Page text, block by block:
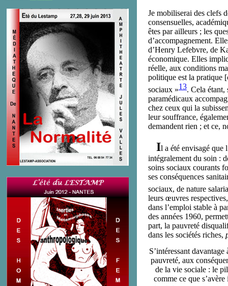
Je mobiliserai des clefs
consensuelles,
êtes par ailleurs ; les
d’accompagnement.
d’Henry Lefebvre, de
économique. Elles
réelle, aux conditions
politique est la pratique
sociaux »13. Cela étant,
paramédicaux
chez ceux qui la
leur souffrance,
demandent rien ; et ce,
Il a été envisagé que
intégralement du soin :
soins sociaux courants
ses conséquences
sociaux, de nature
leurs œuvres
dans l’emploi stable à
des années 1960,
part, la pauvreté
dans les sociétés riches,
S’intéressant
pauvreté, aux
de la vie sociale : le
comme ce que